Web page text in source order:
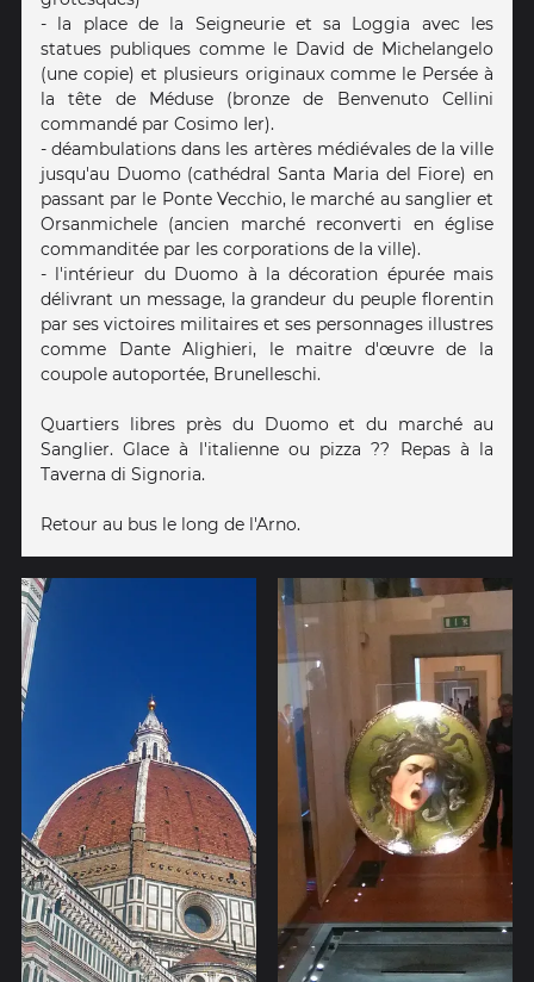
- la place de la Seigneurie et sa Loggia avec les
statues publiques comme le David de Michelangelo
(une copie) et plusieurs originaux comme le Persée à
la tête de Méduse (bronze de Benvenuto Cellini
commandé par Cosimo Ier).
- déambulations dans les artères médiévales de la ville
jusqu'au Duomo (cathédral Santa Maria del Fiore) en
passant par le Ponte Vecchio, le marché au sanglier et
Orsanmichele (ancien marché reconverti en église
commanditée par les corporations de la ville).
- l'intérieur du Duomo à la décoration épurée mais
délivrant un message, la grandeur du peuple florentin
par ses victoires militaires et ses personnages illustres
comme Dante Alighieri, le maitre d'œuvre de la
coupole autoportée, Brunelleschi.
Quartiers libres près du Duomo et du marché au
Sanglier. Glace à l'italienne ou pizza ?? Repas à la
Taverna di Signoria.
Retour au bus le long de l'Arno.